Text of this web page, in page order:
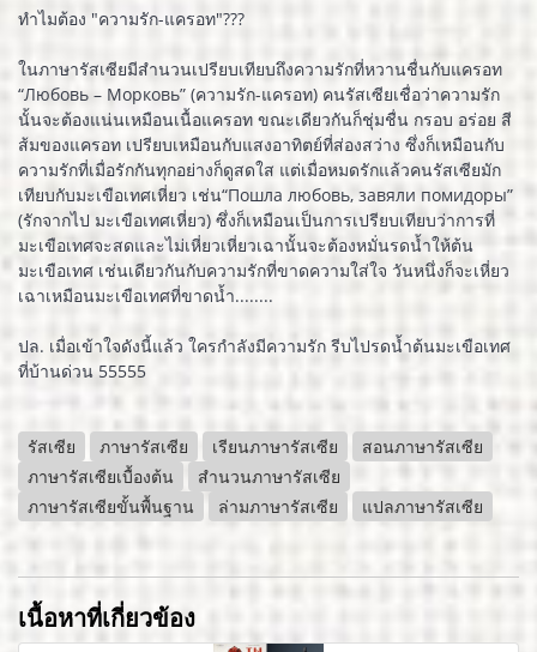
ทำไมต้อง "ความรัก-แครอท"???
ในภาษารัสเซียมีสำนวนเปรียบเทียบถึงความรักที่หวานชื่นกับแครอท
“Любовь – Морковь” (ความรัก-แครอท) คนรัสเซียเชื่อว่าความรัก
นั้นจะต้องแน่นเหมือนเนื้อแครอท ขณะเดียวกันก็ชุ่มชื่น กรอบ อร่อย สี
ส้มของแครอท เปรียบเหมือนกับแสงอาทิตย์ที่ส่องสว่าง ซึ่งก็เหมือนกับ
ความรักที่เมื่อรักกันทุกอย่างก็ดูสดใส แต่เมื่อหมดรักแล้วคนรัสเซียมัก
เทียบกับมะเขือเทศเหี่ยว เช่น“Пошла любовь, завяли помидоры”
(รักจากไป มะเขือเทศเหี่ยว) ซึ่งก็เหมือนเป็นการเปรียบเทียบว่าการที่
มะเขือเทศจะสดและไม่เหี่ยวเหี่ยวเฉานั้นจะต้องหมั่นรดน้ำให้ต้น
มะเขือเทศ เช่นเดียวกันกับความรักที่ขาดความใส่ใจ วันหนึ่งก็จะเหี่ยว
เฉาเหมือนมะเขือเทศที่ขาดน้ำ........
ปล. เมื่อเข้าใจดังนี้แล้ว ใครกำลังมีความรัก รีบไปรดน้ำต้นมะเขือเทศ
ที่บ้านด่วน 55555
รัสเซีย ภาษารัสเซีย เรียนภาษารัสเซีย
สอนภาษารัสเซีย
ภาษารัสเซียเบื้องต้น
สำนวนภาษารัสเซีย
ภาษารัสเซียขั้นพื้นฐาน
ล่ามภาษารัสเซีย แปลภาษารัสเซีย
เนื้อหาที่เกี่ยวข้อง